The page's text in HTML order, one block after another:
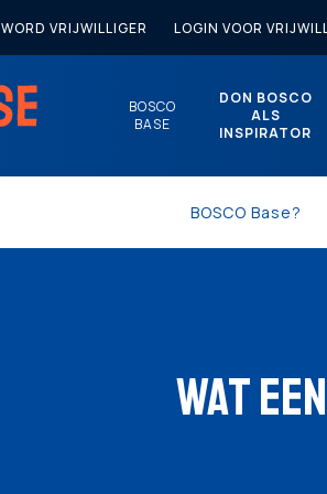
WORD VRIJWILLIGER LOGIN VOOR
BOSCO
BASE
DON BOSCO
ALS
INSPIRATOR
BOSCO Base?
WAT